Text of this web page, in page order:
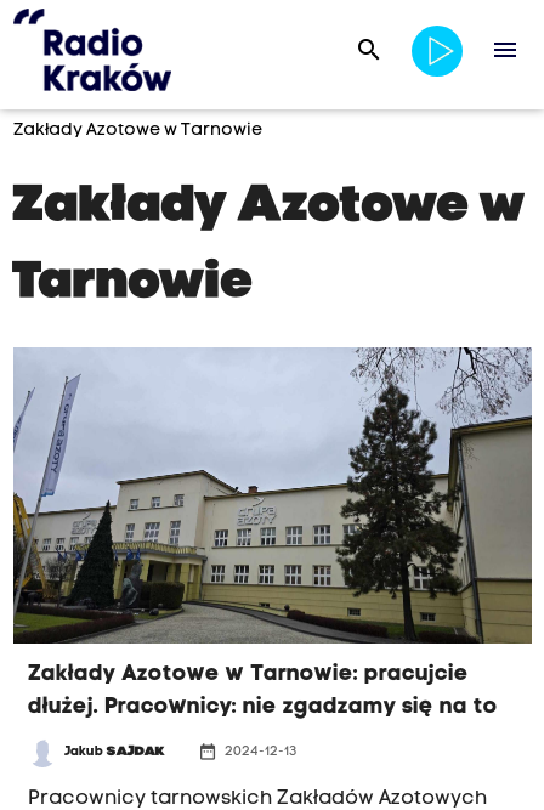
search menu
Zakłady Azotowe w Tarnowie
Zakłady Azotowe w
Tarnowie
Zakłady Azotowe w Tarnowie: pracujcie
dłużej. Pracownicy: nie zgadzamy się na to
JakubSAJDAK date_range 2024-12-13
Pracownicy tarnowskich Zakładów Azotowych